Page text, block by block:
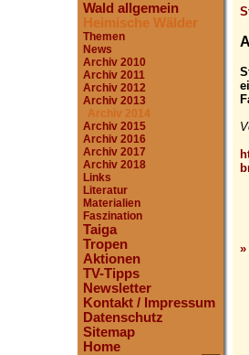
Wald allgemein
Heimische Wälder
Themen
News
Archiv 2010
Archiv 2011
Archiv 2012
Archiv 2013
Archiv 2014
Archiv 2015
Archiv 2016
Archiv 2017
Archiv 2018
Links
Literatur
Materialien
Faszination
Taiga
Tropen
Aktionen
TV-Tipps
Newsletter
Kontakt / Impressum
Datenschutz
Sitemap
Home
»